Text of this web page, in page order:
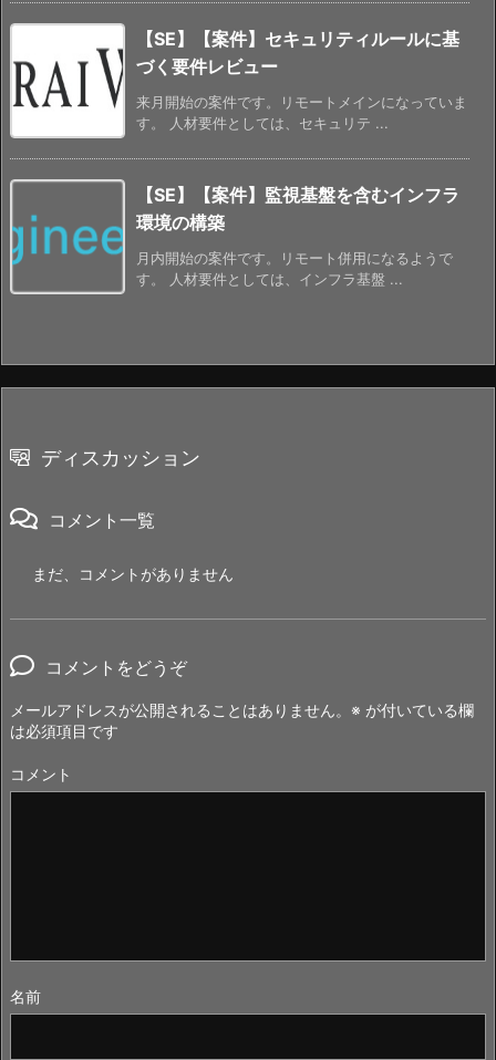
【SE】【案件】セキュリティルールに基
づく要件レビュー
来月開始の案件です。リモートメインになっていま
す。 人材要件としては、セキュリテ ...
【SE】【案件】監視基盤を含むインフラ
環境の構築
月内開始の案件です。リモート併用になるようで
す。 人材要件としては、インフラ基盤 ...
ディスカッション
コメント一覧
まだ、コメントがありません
コメントをどうぞ
メールアドレスが公開されることはありません。 ※ が付いている欄
は必須項目です
コメント
名前